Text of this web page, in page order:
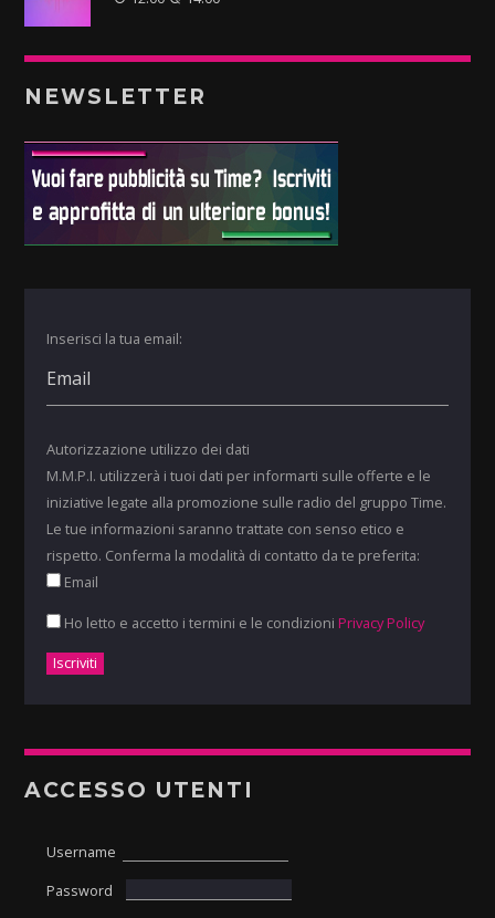
NEWSLETTER
Inserisci la tua email:
Autorizzazione utilizzo dei dati
M.M.P.I. utilizzerà i tuoi dati per informarti sulle offerte e le
iniziative legate alla promozione sulle radio del gruppo Time.
Le tue informazioni saranno trattate con senso etico e
rispetto. Conferma la modalità di contatto da te preferita:
Email
Ho letto e accetto i termini e le condizioni Privacy Policy
ACCESSO UTENTI
Username
Password